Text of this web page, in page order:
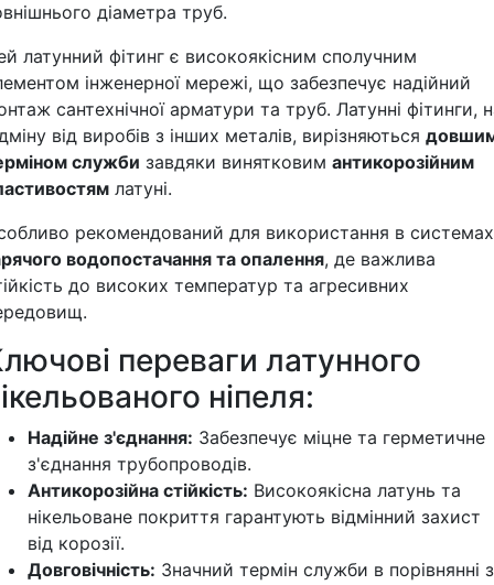
діаметра труб.
латунний фітинг є високоякісним сполучним
інженерної мережі, що забезпечує надійний
сантехнічної арматури та труб. Латунні фітинги,
від виробів з інших металів, вирізняються
служби завдяки винятковим антикорозійним
латуні.
рекомендований для використання в системах
водопостачання та опалення, де важлива
до високих температур та агресивних
переваги латунного
ніпеля:
Надійне з'єднання: Забезпечує міцне та герметичне
з'єднання трубопроводів.
Антикорозійна стійкість: Високоякісна латунь та
нікельоване покриття гарантують відмінний захист
від корозії.
Довговічність: Значний термін служби в порівнянні з